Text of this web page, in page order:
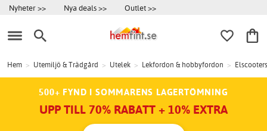
Nyheter >> Nya deals >> Outlet >>
Hem > Utemiljö & Trädgård > Utelek > Lekfordon & hobbyfordon > Elscooters
500+ FYND I SOMMARENS LAGERTÖMNING
UPP TILL 70% RABATT + 10% EXTRA